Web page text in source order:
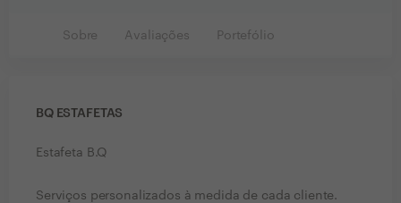
Sobre Avaliações Portefólio
BQ ESTAFETAS
Estafeta B.Q
Serviços personalizados à medida de cada cliente.